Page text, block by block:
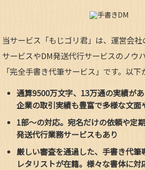
当サービス「もじゴリ君」は、運営会
サービスやDM発送代行サービスのノウ
「完全手書き代筆サービス」です。以下
通算9500万文字、13万通の実績が
企業の取引実績も豊富で多様な文面
1部～の対応。宛名だけの依頼や定
発送代行業務サービスもあり
厳しい審査を通過した、手書き代筆
レタリストが在籍。様々な書体に対